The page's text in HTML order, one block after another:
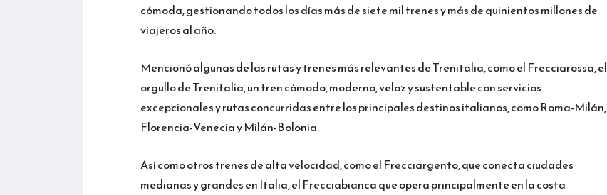
cómoda, gestionando todos los días más de siete mil trenes y más de quinientos millones de
viajeros al año.
Mencionó algunas de las rutas y trenes más relevantes de Trenitalia, como el Frecciarossa, el
orgullo de Trenitalia, un tren cómodo, moderno, veloz y sustentable con servicios
excepcionales y rutas concurridas entre los principales destinos italianos, como Roma-Milán,
Florencia-Venecia y Milán-Bolonia.
Así como otros trenes de alta velocidad, como el Frecciargento, que conecta ciudades
medianas y grandes en Italia, el Frecciabianca que opera principalmente en la costa